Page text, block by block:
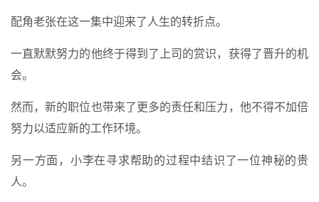
配角老张在这一集中迎来了人生的转折点。
一直默默努力的他终于得到了上司的赏识，获得了晋升的机
会。
然而，新的职位也带来了更多的责任和压力，他不得不加倍
努力以适应新的工作环境。
另一方面，小李在寻求帮助的过程中结识了一位神秘的贵
人。